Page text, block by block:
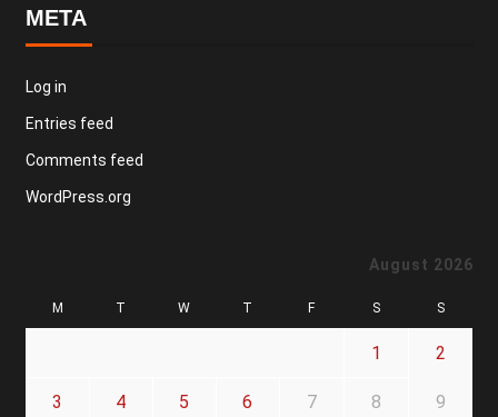
META
Log in
Entries feed
Comments feed
WordPress.org
August 2026
M T W T F S S
1 2
3 4 5 6 7 8 9